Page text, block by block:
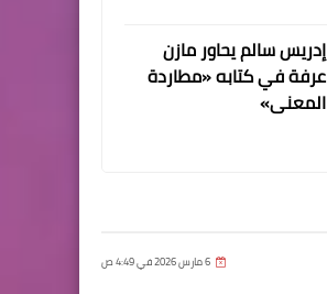
إدريس سالم يحاور مازن
عرفة في كتابه «مطاردة
المعنى»
6 مارس 2026 في 4:49 ص